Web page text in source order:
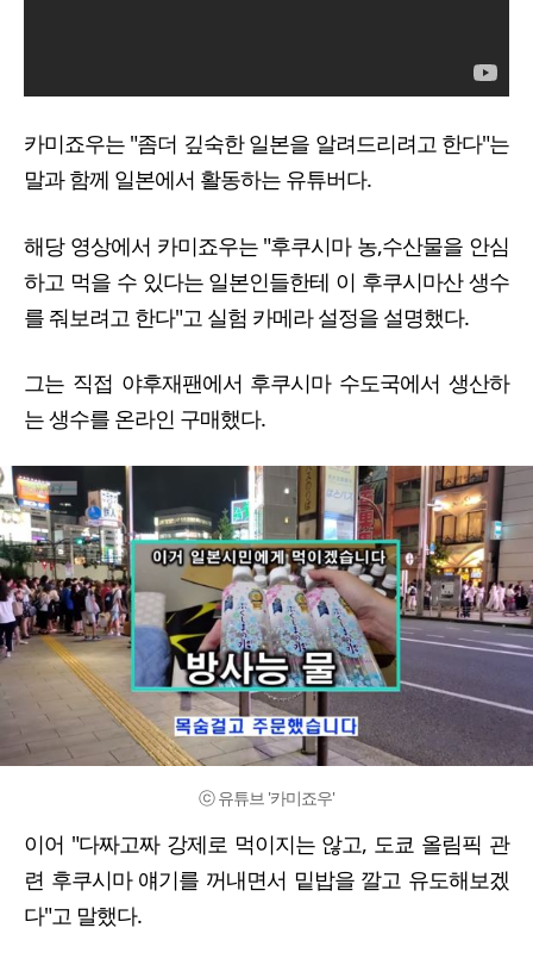
카미죠우는 "좀더 깊숙한 일본을 알려드리려고 한다"는
말과 함께 일본에서 활동하는 유튜버다.
해당 영상에서 카미죠우는 "후쿠시마 농,수산물을 안심
하고 먹을 수 있다는 일본인들한테 이 후쿠시마산 생수
를 줘보려고 한다"고 실험 카메라 설정을 설명했다.
그는 직접 야후재팬에서 후쿠시마 수도국에서 생산하
는 생수를 온라인 구매했다.
ⓒ 유튜브 '카미죠우'
이어 "다짜고짜 강제로 먹이지는 않고, 도쿄 올림픽 관
련 후쿠시마 얘기를 꺼내면서 밑밥을 깔고 유도해보겠
다"고 말했다.